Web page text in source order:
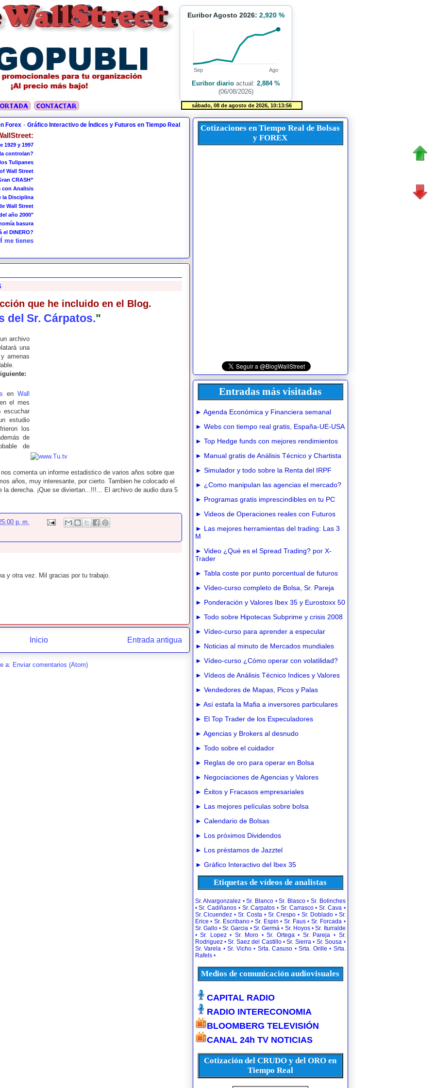
Euribor Agosto 2026: 2,920 %
Sep Ago
Euribor diarioactual: 2,884 %
(06/08/2026)
Forex - Gráfico Interactivo de Índices y Futuros en Tiempo Real
1929 y 1997
controlan?
Tulipanes
Wall Street
CRASH”
con Analisis
la Disciplina
Wall Street
año 2000"
basura
el DINERO?
me tienes
que he incluido en el Blog.
del Sr. Cárpatos."
archivo
una
amenas
en Wall
el mes
escuchar
estudio
los
de
de
comenta un informe estadistico de varios años sobre que
años, muy interesante, por cierto. Tambien he colocado el
la derecha. ¡Que se diviertan...!!!... El archivo de audio dura 5
p. m.
y otra vez. Mil gracias por tu trabajo.
Entrada antigua
Inicio
a: Enviar comentarios (Atom)
Cotizaciones en Tiempo Real de Bolsas
y FOREX
Entradas más visitadas
► Agenda Económica y Financiera semanal
► Webs con tiempo real gratis, España-UE-USA
► Top Hedge funds con mejores rendimientos
► Manual gratis de Análisis Técnico y Chartista
► Simulador y todo sobre la Renta del IRPF
► ¿Como manipulan las agencias el mercado?
► Programas gratis imprescindibles en tu PC
► Videos de Operaciones reales con Futuros
► Las mejores herramientas del trading: Las 3
M
► Video ¿Qué es el Spread Trading? por X-
Trader
► Tabla coste por punto porcentual de futuros
► Vídeo-curso completo de Bolsa, Sr. Pareja
► Ponderación y Valores Ibex 35 y Eurostoxx 50
► Todo sobre Hipotecas Subprime y crisis 2008
► Vídeo-curso para aprender a especular
► Noticias al minuto de Mercados mundiales
► Vídeo-curso ¿Cómo operar con volatilidad?
► Vídeos de Análisis Técnico Indices y Valores
► Vendedores de Mapas, Picos y Palas
► Así estafa la Mafia a inversores particulares
► El Top Trader de los Especuladores
► Agencias y Brokers al desnudo
► Todo sobre el cuidador
► Reglas de oro para operar en Bolsa
► Negociaciones de Agencias y Valores
► Éxitos y Fracasos empresariales
► Las mejores películas sobre bolsa
► Calendario de Bolsas
► Los próximos Dividendos
► Los préstamos de Jazztel
► Gráfico Interactivo del Ibex 35
Etiquetas de vídeos de analistas
Sr. Alvargonzalez •Sr. Blanco•Sr. Blasco• Sr. Bolinches
•Sr. Cadiñanos • Sr. Carpatos • Sr. Carrasco• Sr. Cava•
Sr. Cicuendez •Sr. Costa• Sr. Crespo •Sr. Doblado• Sr.
Erice • Sr. Escribano• Sr. Espin •Sr. Faus•Sr. Forcada•
Sr. Gallo•Sr. Garcia • Sr. Germá • Sr. Hoyos•Sr. Iturralde
•Sr. Lopez• Sr. Moro •Sr. Ortega• Sr. Pareja • Sr.
Rodriguez•Sr. Saez del Castillo•Sr. Sierra• Sr. Sousa •
Sr. Varela • Sr. Vicho• Srta. Casuso • Srta. Orille • Srta.
Rafels•
Medios de comunicación audiovisuales
CAPITAL RADIO
RADIO INTERECONOMIA
BLOOMBERG TELEVISIÓN
CANAL 24h TV NOTICIAS
Cotización del CRUDO y del ORO en
Tiempo Real